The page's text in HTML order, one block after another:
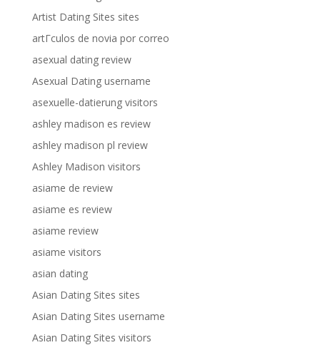
Artist Dating Sites sites
artГ­culos de novia por correo
asexual dating review
Asexual Dating username
asexuelle-datierung visitors
ashley madison es review
ashley madison pl review
Ashley Madison visitors
asiame de review
asiame es review
asiame review
asiame visitors
asian dating
Asian Dating Sites sites
Asian Dating Sites username
Asian Dating Sites visitors